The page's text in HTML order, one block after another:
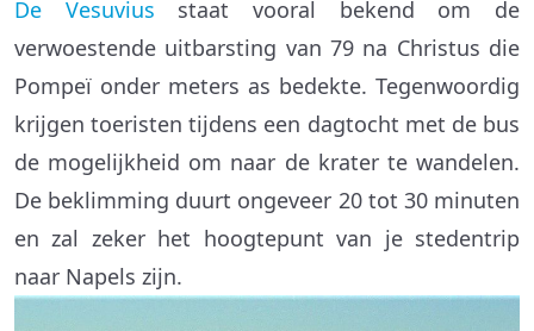
De Vesuvius staat vooral bekend om de
verwoestende uitbarsting van 79 na Christus die
Pompeï onder meters as bedekte. Tegenwoordig
krijgen toeristen tijdens een dagtocht met de bus
de mogelijkheid om naar de krater te wandelen.
De beklimming duurt ongeveer 20 tot 30 minuten
en zal zeker het hoogtepunt van je stedentrip
naar Napels zijn.